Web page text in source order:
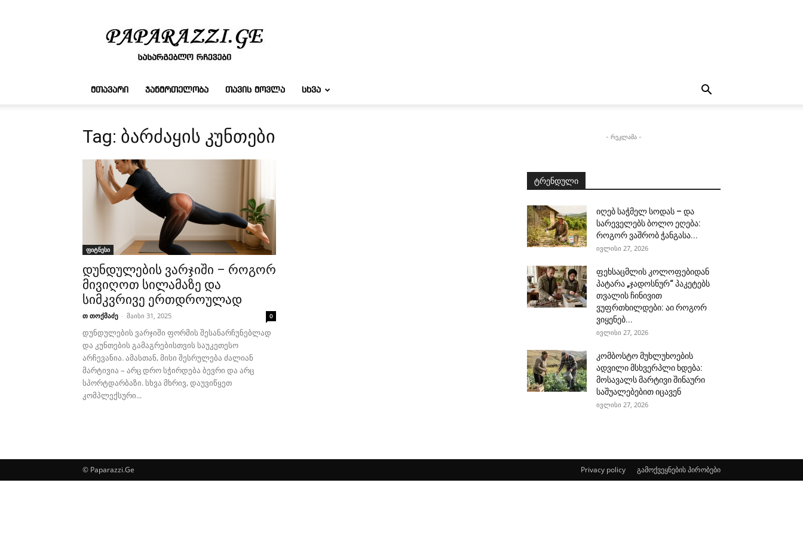
რჩევები
ᲛᲗᲐᲕᲐᲠᲘ ᲯᲐᲜᲛᲠᲗᲔᲚᲝᲑᲐ ᲗᲐᲕᲘᲡ ᲛᲝᲕᲚᲐ ᲡᲮᲕᲐ
Tag: ბარძაყის კუნთები
ფიტნესი
დუნდულების ვარჯიში – როგორ
მივიღოთ სილამაზე და
სიმკვრივე ერთდროულად
თ თოქმაძე - მაისი 31, 2025 0
დუნდულების ვარჯიში ფორმის შესანარჩუნებლად
და კუნთების გამაგრებისთვის საუკეთესო
არჩევანია. ამასთან, მისი შესრულება ძალიან
მარტივია – არც დრო სჭირდება ბევრი და არც
სპორტდარბაზი. სხვა მხრივ, დაუვიწყეთ
კომპლექსური...
- რეკლამა -
ტრენდული
იღებ საჭმელ სოდას – და
სარეველებს ბოლო ეღება:
როგორ ვაშრობ ჭანგასა...
ივლისი 27, 2026
ფეხსაცმლის კოლოფებიდან
პატარა „ჯადოსნურ“ პაკეტებს
თვალის ჩინივით
ვუფრთხილდები: აი როგორ
ვიყენებ...
ივლისი 27, 2026
კომბოსტო მუხლუხოების
ადვილი მსხვერპლი ხდება:
მოსავალს მარტივი შინაური
საშუალებებით იცავენ
ივლისი 27, 2026
Privacy policy გამოქვეყნების პირობები
© Paparazzi.Ge